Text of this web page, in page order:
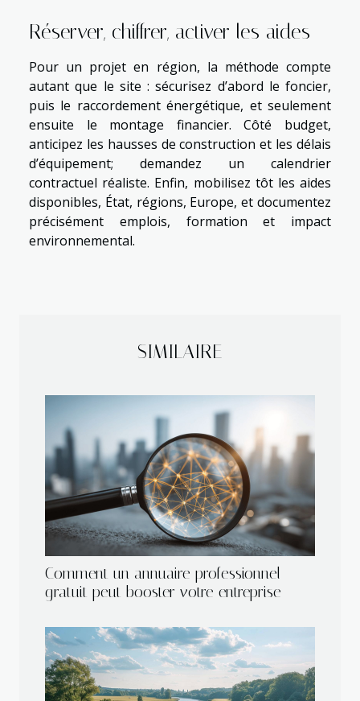
Réserver, chiffrer, activer les aides
Pour un projet en région, la méthode compte
autant que le site : sécurisez d’abord le foncier,
puis le raccordement énergétique, et seulement
ensuite le montage financier. Côté budget,
anticipez les hausses de construction et les délais
d’équipement; demandez un calendrier
contractuel réaliste. Enfin, mobilisez tôt les aides
disponibles, État, régions, Europe, et documentez
précisément emplois, formation et impact
environnemental.
SIMILAIRE
Comment un annuaire professionnel
gratuit peut booster votre entreprise